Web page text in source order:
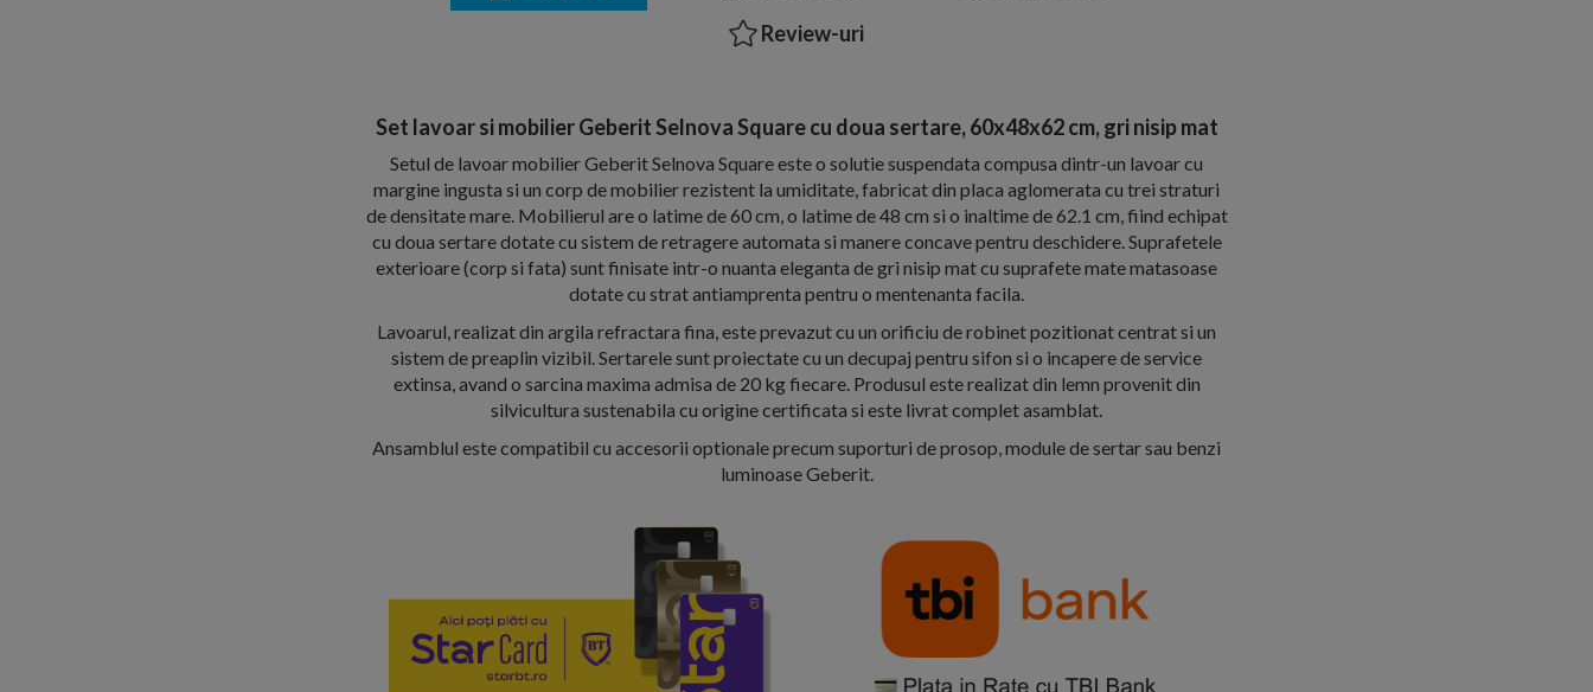
Review-uri
Set lavoar si mobilier Geberit Selnova Square cu doua sertare, 60x48x62 cm, gri nisip mat
Setul de lavoar mobilier Geberit Selnova Square este o solutie suspendata compusa dintr-un lavoar cu
margine ingusta si un corp de mobilier rezistent la umiditate, fabricat din placa aglomerata cu trei straturi
de densitate mare. Mobilierul are o latime de 60 cm, o latime de 48 cm si o inaltime de 62.1 cm, fiind echipat
cu doua sertare dotate cu sistem de retragere automata si manere concave pentru deschidere. Suprafetele
exterioare (corp si fata) sunt finisate intr-o nuanta eleganta de gri nisip mat cu suprafete mate matasoase
dotate cu strat antiamprenta pentru o mentenanta facila.
Lavoarul, realizat din argila refractara fina, este prevazut cu un orificiu de robinet pozitionat centrat si un
sistem de preaplin vizibil. Sertarele sunt proiectate cu un decupaj pentru sifon si o incapere de service
extinsa, avand o sarcina maxima admisa de 20 kg fiecare. Produsul este realizat din lemn provenit din
silvicultura sustenabila cu origine certificata si este livrat complet asamblat.
Ansamblul este compatibil cu accesorii optionale precum suporturi de prosop, module de sertar sau benzi
luminoase Geberit.